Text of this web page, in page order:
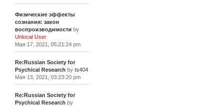
Физические эффекты
сознания: закон
воспроизводимости by
Unlocal User
Мая 17, 2021, 05:21:24 pm
Re:Russian Society for
Psychical Research by ts404
Мая 13, 2021, 03:23:20 pm
Re:Russian Society for
Psychical Research by